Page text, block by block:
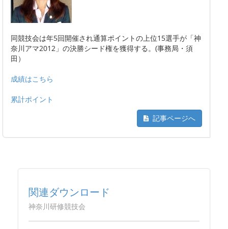
同競技会は年5回開催され通算ポイントの上位15選手が「神
奈川アマ2012」の決勝シード権を獲得する。(事務局・須
田）
成績はこちら
累計ポイント
記事ページへ
関連ダウンロード
神奈川研修競技会